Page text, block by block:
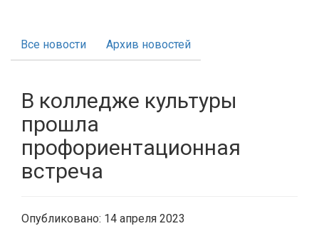
Все новости Архив новостей
В колледже культуры
прошла
профориентационная
встреча
Опубликовано: 14 апреля 2023